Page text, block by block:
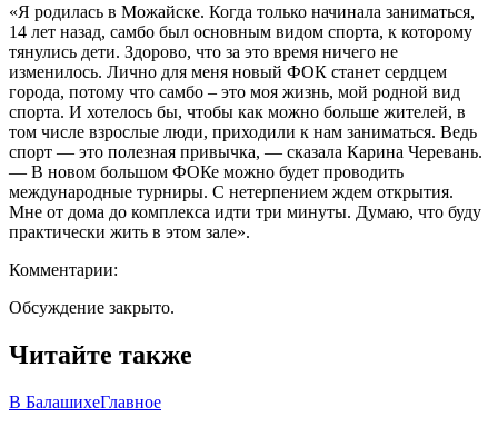
«Я родилась в Можайске. Когда только начинала заниматься,
14 лет назад, самбо был основным видом спорта, к которому
тянулись дети. Здорово, что за это время ничего не
изменилось. Лично для меня новый ФОК станет сердцем
города, потому что самбо – это моя жизнь, мой родной вид
спорта. И хотелось бы, чтобы как можно больше жителей, в
том числе взрослые люди, приходили к нам заниматься. Ведь
спорт — это полезная привычка, — сказала Карина Черевань.
— В новом большом ФОКе можно будет проводить
международные турниры. С нетерпением ждем открытия.
Мне от дома до комплекса идти три минуты. Думаю, что буду
практически жить в этом зале».
Комментарии:
Обсуждение закрыто.
Читайте также
В БалашихеГлавное